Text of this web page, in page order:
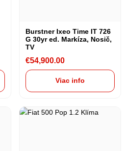
Burstner Ixeo Time IT 726
G 30yr ed. Markíza, Nosič,
TV
€54,900.00
Viac info